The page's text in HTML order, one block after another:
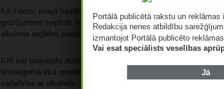
Kā ziņots, maijā Iepirkumu uzraudzības birojs (IUB) maijā
grozījumiem turpināt iepirkuma procedūru un slēgt līgumu
alkohola iegādes paradumiem Latvijā.
IUB par pamatotu atzina SIA “PricewaterhouseCoopers”
Iesniegumā tika apstrīdētas konkursa nolikumā noteiktās
sadarbība ar alkohola nozari un ka gan pretendentam, gan tā
Portālā publicētā rakstu un
Redakcija nenes atbildību
izmantojot Portālā publicēto
Vai esat speciālists veselības
Jā